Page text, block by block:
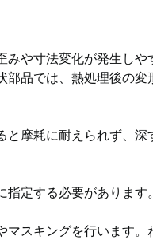
や寸法変化が発生しや
品では、熱処理後の変
摩耗に耐えられず、深
定する必要があります。
スキングを行います